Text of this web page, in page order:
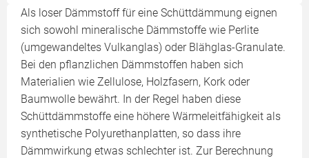
Als loser Dämmstoff für eine Schüttdämmung eignen
sich sowohl mineralische Dämmstoffe wie Perlite
(umgewandeltes Vulkanglas) oder Blähglas-Granulate.
Bei den pflanzlichen Dämmstoffen haben sich
Materialien wie Zellulose, Holzfasern, Kork oder
Baumwolle bewährt. In der Regel haben diese
Schüttdämmstoffe eine höhere Wärmeleitfähigkeit als
synthetische Polyurethanplatten, so dass ihre
Dämmwirkung etwas schlechter ist. Zur Berechnung